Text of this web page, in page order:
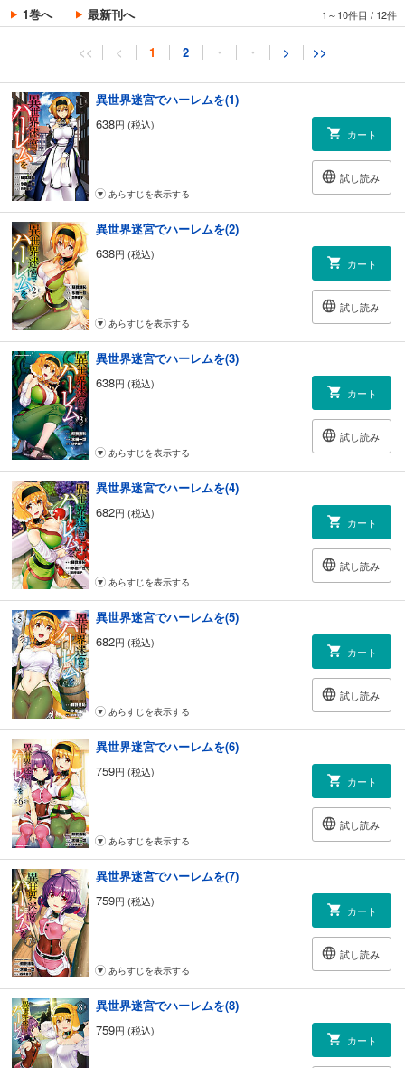
1巻へ 最新刊へ 1～10件目 / 12件
<< < 1 2 ・ ・ > >>
異世界迷宮でハーレムを(1)
638円 (税込)
カート
試し読み
あらすじを表示する
異世界迷宮でハーレムを(2)
638円 (税込)
カート
試し読み
あらすじを表示する
異世界迷宮でハーレムを(3)
638円 (税込)
カート
試し読み
あらすじを表示する
異世界迷宮でハーレムを(4)
682円 (税込)
カート
試し読み
あらすじを表示する
異世界迷宮でハーレムを(5)
682円 (税込)
カート
試し読み
あらすじを表示する
異世界迷宮でハーレムを(6)
759円 (税込)
カート
試し読み
あらすじを表示する
異世界迷宮でハーレムを(7)
759円 (税込)
カート
試し読み
あらすじを表示する
異世界迷宮でハーレムを(8)
759円 (税込)
カート